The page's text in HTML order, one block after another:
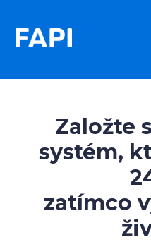
Založte
systém,
zatímco